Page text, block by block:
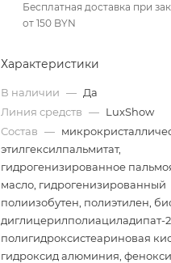
Бесплатная доставка при
от 150 BYN
Характеристики
В наличии — Да
Линия средств — LuxShow
Состав —
этилгексилпальмитат,
гидрогенизированное
масло, гидрогенизированный
полиизобутен, полиэтилен,
диглицерилполиациладипат-2,
полигидроксистеариновая
гидроксид алюминия,